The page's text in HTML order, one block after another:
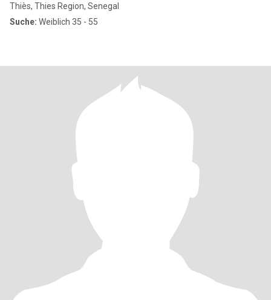
Thiès, Thies Region, Senegal
Suche: Weiblich 35 - 55